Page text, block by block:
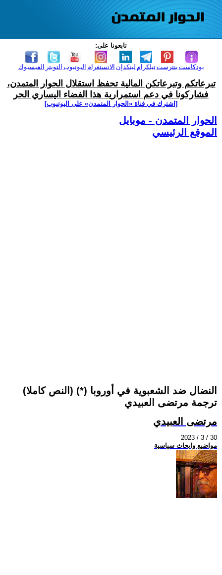
تابعونا على:
الفيسبوك التويتر اليوتيوب الانستغرام لينكدإن تيلكرامبنترست بودكاست
تبرعاتكم وتبرعاتكن المالية تحفظ استقلال الحوار المتمدن،
فشاركونا في دعم استمرارية هذا الفضاء اليساري الحر
[اشترك في قناة ‫«الحوار المتمدن» على اليوتيوب]
الحوار المتمدن - موبايل
الموقع الرئيسي
النضال ضد الشعبوية في أوروبا (*) (النص كاملا)
ترجمة مرتضى العبيدي
مرتضى العبيدي
2023 / 3 / 30
مواضيع وابحاث سياسية